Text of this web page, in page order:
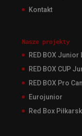
Kontakt
Nasze projekty
RED BOX Junior
RED BOX CUP
RED BOX Pro
Eurojunior
Red Box